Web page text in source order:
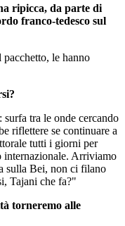
ripicca, da parte di
franco-tedesco sul
le hanno
tra le onde cercando
riflettere se continuare a
tutti i giorni per
Arriviamo
sulla Bei, non ci filano
Tajani che fa?"
torneremo alle